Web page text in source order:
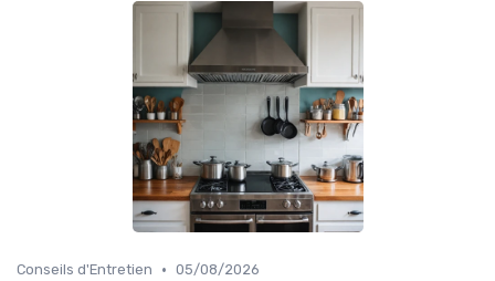
Conseils d'Entretien • 05/08/2026